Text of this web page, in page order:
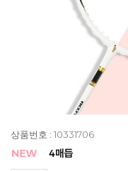
상품번호 : 10331706